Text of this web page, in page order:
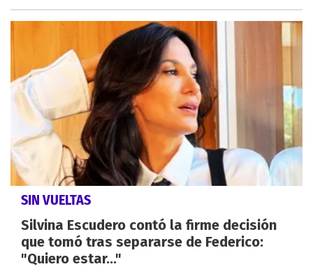
SIN VUELTAS
Silvina Escudero contó la firme decisión
que tomó tras separarse de Federico:
"Quiero estar..."